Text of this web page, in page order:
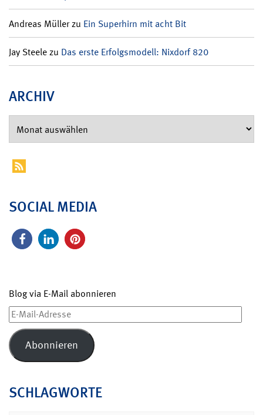
Andreas Müllerzu Ein Superhirn mit acht Bit
Jay Steelezu Das erste Erfolgsmodell: Nixdorf 820
ARCHIV
SOCIAL MEDIA
Blog via E-Mail abonnieren
E-
Mail-
Adresse
Abonnieren
SCHLAGWORTE